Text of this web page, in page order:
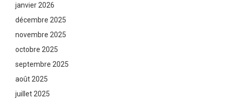
janvier 2026
décembre 2025
novembre 2025
octobre 2025
septembre 2025
août 2025
juillet 2025